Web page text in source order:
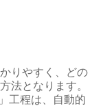
りやすく、どの
法となります。
工程は、自動的